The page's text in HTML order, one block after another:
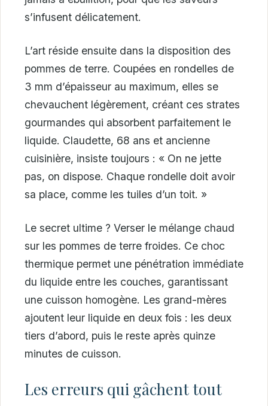
s’infusent délicatement.
L’art réside ensuite dans la disposition des
pommes de terre. Coupées en rondelles de
3 mm d’épaisseur au maximum, elles se
chevauchent légèrement, créant ces strates
gourmandes qui absorbent parfaitement le
liquide. Claudette, 68 ans et ancienne
cuisinière, insiste toujours : « On ne jette
pas, on dispose. Chaque rondelle doit avoir
sa place, comme les tuiles d’un toit. »
Le secret ultime ? Verser le mélange chaud
sur les pommes de terre froides. Ce choc
thermique permet une pénétration immédiate
du liquide entre les couches, garantissant
une cuisson homogène. Les grand-mères
ajoutent leur liquide en deux fois : les deux
tiers d’abord, puis le reste après quinze
minutes de cuisson.
Les erreurs qui gâchent tout